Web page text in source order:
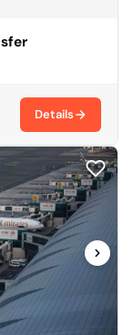
Details